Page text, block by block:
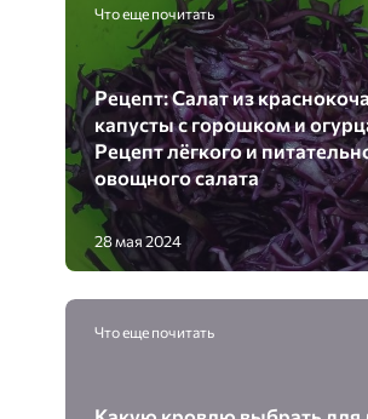
Что еще почитать
Рецепт: Салат из
капусты с горошком и
Рецепт лёгкого и
овощного салата
28 мая 2024
Что еще почитать